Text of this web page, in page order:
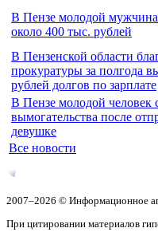
В Пензе молодой
около 400 тыс. рублей
В Пензенской области
прокуратуры за полгода
рублей долгов по зарплате
В Пензе молодой человек
вымогательства после
девушке
Все новости
2007–2026 © Информационное
При цитировании материалов